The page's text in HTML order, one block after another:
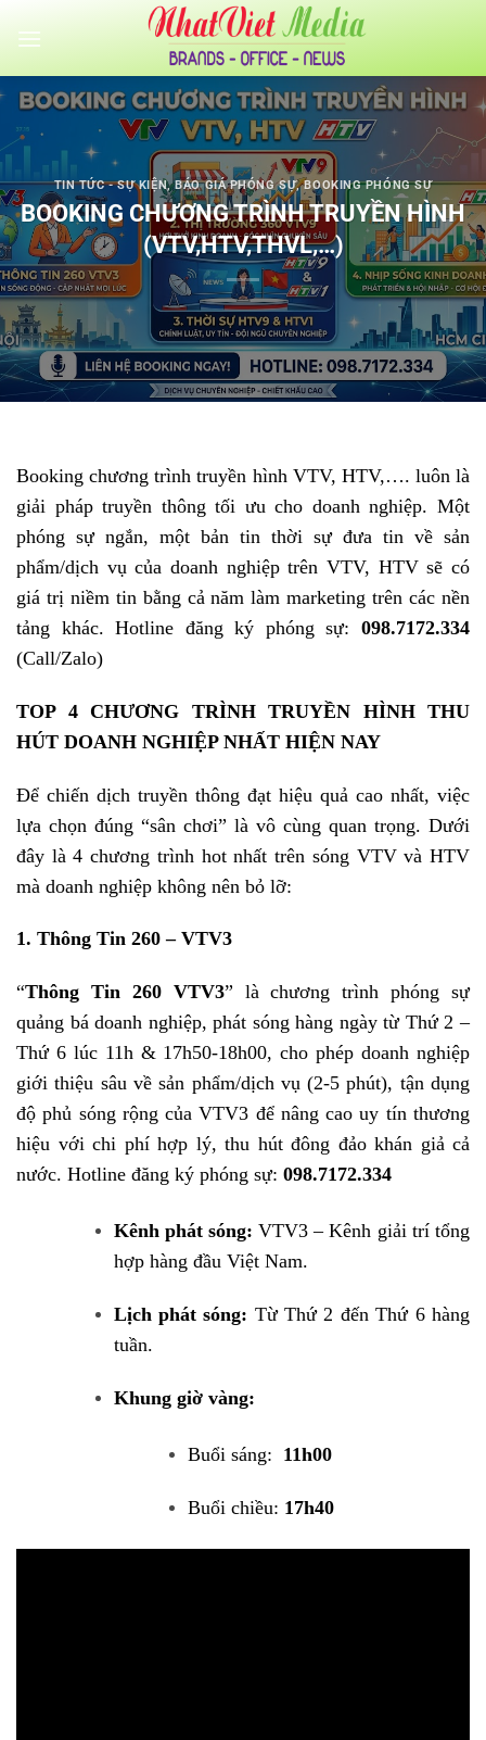
qua
dung
TIN TỨC - SỰ KIỆN,BÁO GIÁ PHÓNG SỰ,BOOKING PHÓNG SỰ
BOOKING CHƯƠNG TRÌNH TRUYỀN HÌNH
(VTV,HTV,THVL,…)
Booking chương trình truyền hình VTV, HTV,…. luôn là
giải pháp truyền thông tối ưu cho doanh nghiệp. Một
phóng sự ngắn, một bản tin thời sự đưa tin về sản
phẩm/dịch vụ của doanh nghiệp trên VTV, HTV sẽ có
giá trị niềm tin bằng cả năm làm marketing trên các nền
tảng khác. Hotline đăng ký phóng sự: 098.7172.334
(Call/Zalo)
TOP 4 CHƯƠNG TRÌNH TRUYỀN HÌNH THU
HÚT DOANH NGHIỆP NHẤT HIỆN NAY
Để chiến dịch truyền thông đạt hiệu quả cao nhất, việc
lựa chọn đúng “sân chơi” là vô cùng quan trọng. Dưới
đây là 4 chương trình hot nhất trên sóng VTV và HTV
mà doanh nghiệp không nên bỏ lỡ:
1. Thông Tin 260 – VTV3
“Thông Tin 260 VTV3” là chương trình phóng sự
quảng bá doanh nghiệp, phát sóng hàng ngày từ Thứ 2 –
Thứ 6 lúc 11h & 17h50-18h00, cho phép doanh nghiệp
giới thiệu sâu về sản phẩm/dịch vụ (2-5 phút), tận dụng
độ phủ sóng rộng của VTV3 để nâng cao uy tín thương
hiệu với chi phí hợp lý, thu hút đông đảo khán giả cả
nước. Hotline đăng ký phóng sự: 098.7172.334
Kênh phát sóng: VTV3 – Kênh giải trí tổng
hợp hàng đầu Việt Nam.
Lịch phát sóng: Từ Thứ 2 đến Thứ 6 hàng
tuần.
Khung giờ vàng:
Buổi sáng: 11h00
Buổi chiều: 17h40